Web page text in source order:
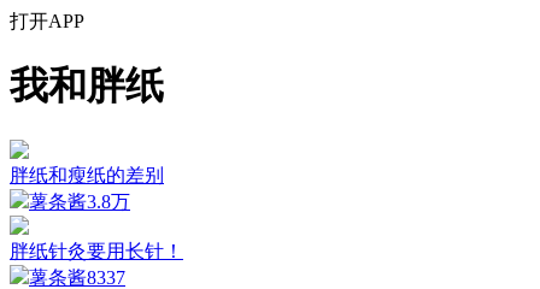
打开APP
我和胖纸
胖纸和瘦纸的差别
薯条酱3.8万
胖纸针灸要用长针！
薯条酱8337